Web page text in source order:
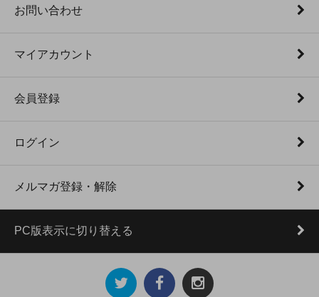
お問い合わせ
マイアカウント
会員登録
ログイン
メルマガ登録・解除
PC版表示に切り替える